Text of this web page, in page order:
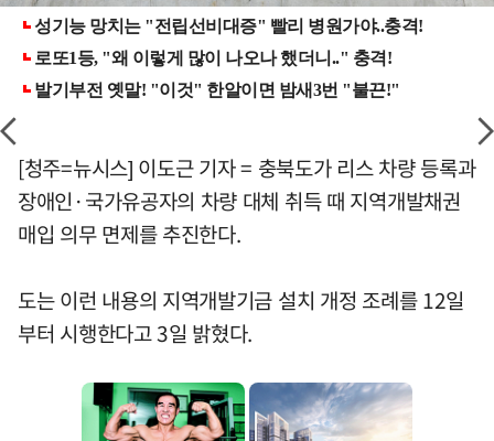
[청주=뉴시스] 이도근 기자 = 충북도가 리스 차량 등록과
장애인·국가유공자의 차량 대체 취득 때 지역개발채권
매입 의무 면제를 추진한다.
도는 이런 내용의 지역개발기금 설치 개정 조례를 12일
부터 시행한다고 3일 밝혔다.